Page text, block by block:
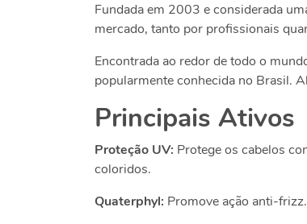
Fundada em 2003 e considerada
mercado, tanto por profissionais
Encontrada ao redor de todo o
popularmente conhecida no Brasil.
Principais Ativos
Proteção UV: Protege os cabelos
coloridos.
Quaterphyl: Promove ação anti-frizz.